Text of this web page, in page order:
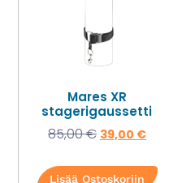
Mares XR
stagerigaussetti
85,00€ 39,00 €
Lisää Ostoskoriin